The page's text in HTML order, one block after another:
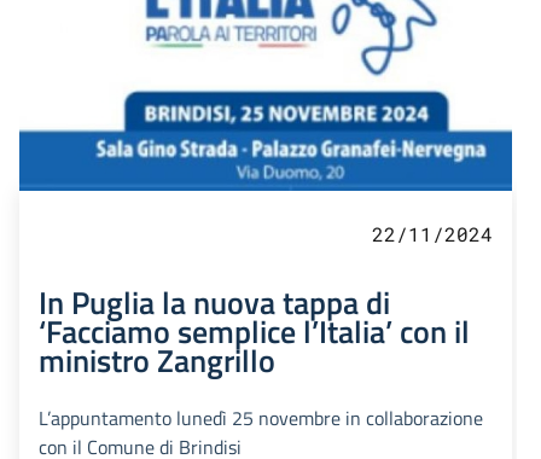
22/11/2024
In Puglia la nuova tappa di
‘Facciamo semplice l’Italia’ con il
ministro Zangrillo
L’appuntamento lunedì 25 novembre in collaborazione
con il Comune di Brindisi